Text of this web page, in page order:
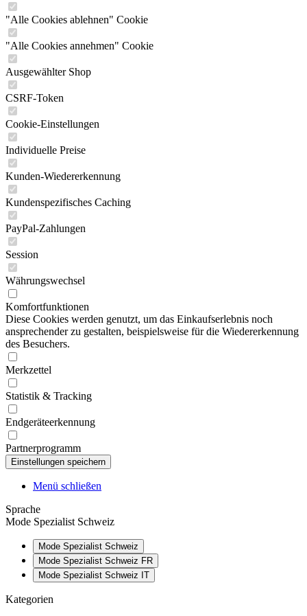
"Alle Cookies ablehnen" Cookie
"Alle Cookies annehmen" Cookie
Ausgewählter Shop
CSRF-Token
Cookie-Einstellungen
Individuelle Preise
Kunden-Wiedererkennung
Kundenspezifisches Caching
PayPal-Zahlungen
Session
Währungswechsel
Komfortfunktionen
Diese Cookies werden genutzt, um das Einkaufserlebnis noch
ansprechender zu gestalten, beispielsweise für die Wiedererkennung
des Besuchers.
Merkzettel
Statistik & Tracking
Endgeräteerkennung
Partnerprogramm
Menü schließen
Sprache
Mode Spezialist Schweiz
Mode Spezialist Schweiz
Mode Spezialist Schweiz FR
Mode Spezialist Schweiz IT
Kategorien